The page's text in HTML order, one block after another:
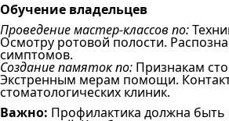
Обучение владельцев
Проведение мастер-классов по:
Осмотру ротовой полости.
симптомов.
Создание памяток по: Признакам
Экстренным мерам помощи.
стоматологических клиник.
Важно: Профилактика должна быть